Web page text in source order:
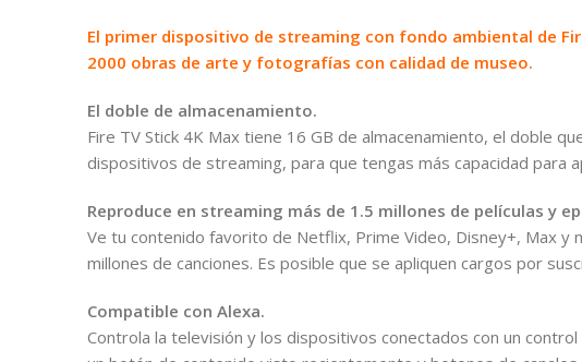
El primer dispositivo de streaming con fondo ambiental de
2000 obras de arte y fotografías con calidad de museo.
El doble de almacenamiento.
Fire TV Stick 4K Max tiene 16 GB de almacenamiento, el doble
dispositivos de streaming, para que tengas más capacidad para
Reproduce en streaming más de 1.5 millones de películas y
Ve tu contenido favorito de Netflix, Prime Video, Disney+, Max y
millones de canciones. Es posible que se apliquen cargos por
Compatible con Alexa.
Controla la televisión y los dispositivos conectados con un